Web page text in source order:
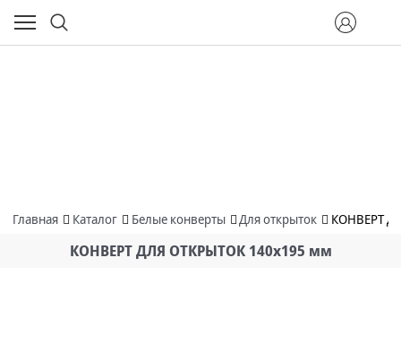
Главная Каталог Белые конверты Для открыток КОНВЕРТ
КОНВЕРТ ДЛЯ ОТКРЫТОК 140x195 мм